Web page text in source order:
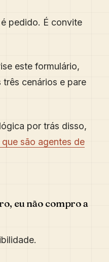
pedido. É convite
este formulário,
cenários e pare
por trás disso,
que são agentes de
eu não compro a